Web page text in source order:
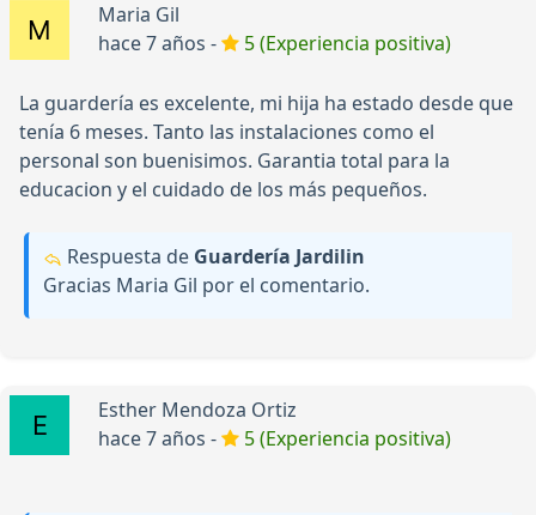
Maria Gil
hace 7 años -
5 (Experiencia positiva)
La guardería es excelente, mi hija ha estado desde que
tenía 6 meses. Tanto las instalaciones como el
personal son buenisimos. Garantia total para la
educacion y el cuidado de los más pequeños.
Respuesta de Guardería Jardilin
Gracias Maria Gil por el comentario.
Esther Mendoza Ortiz
hace 7 años -
5 (Experiencia positiva)